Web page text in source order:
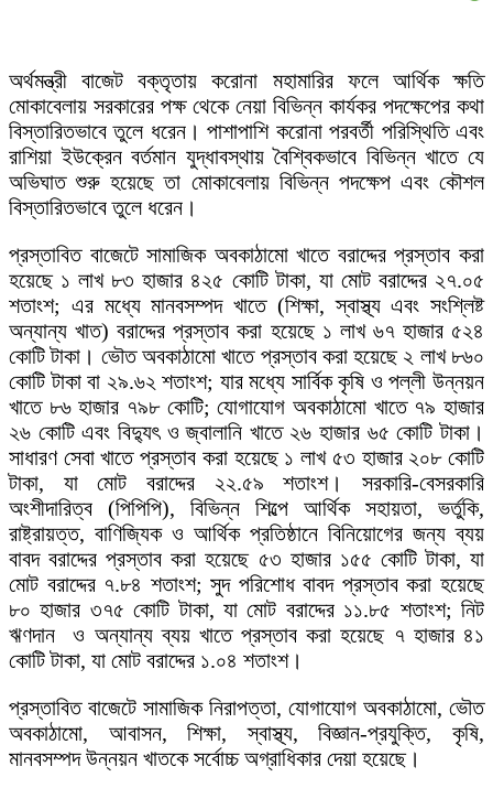
অর্থমন্ত্রী বাজেট বক্তৃতায় করোনা মহামারির ফলে আর্থিক ক্ষতি
মোকাবেলায় সরকারের পক্ষ থেকে নেয়া বিভিন্ন কার্যকর পদক্ষেপের কথা
বিস্তারিতভাবে তুলে ধরেন। পাশাপাশি করোনা পরবর্তী পরিস্থিতি এবং
রাশিয়া ইউক্রেন বর্তমান যুদ্ধাবস্থায় বৈশ্বিকভাবে বিভিন্ন খাতে যে
অভিঘাত শুরু হয়েছে তা মোকাবেলায় বিভিন্ন পদক্ষেপ এবং কৌশল
বিস্তারিতভাবে তুলে ধরেন।
প্রস্তাবিত বাজেটে সামাজিক অবকাঠামো খাতে বরাদ্দের প্রস্তাব করা
হয়েছে ১ লাখ ৮৩ হাজার ৪২৫ কোটি টাকা, যা মোট বরাদ্দের ২৭.০৫
শতাংশ; এর মধ্যে মানবসম্পদ খাতে (শিক্ষা, স্বাস্থ্য এবং সংশ্লিষ্ট
অন্যান্য খাত) বরাদ্দের প্রস্তাব করা হয়েছে ১ লাখ ৬৭ হাজার ৫২৪
কোটি টাকা। ভৌত অবকাঠামো খাতে প্রস্তাব করা হয়েছে ২ লাখ ৮৬০
কোটি টাকা বা ২৯.৬২ শতাংশ; যার মধ্যে সার্বিক কৃষি ও পল্লী উন্নয়ন
খাতে ৮৬ হাজার ৭৯৮ কোটি; যোগাযোগ অবকাঠামো খাতে ৭৯ হাজার
২৬ কোটি এবং বিদ্যুৎ ও জ্বালানি খাতে ২৬ হাজার ৬৫ কোটি টাকা।
সাধারণ সেবা খাতে প্রস্তাব করা হয়েছে ১ লাখ ৫৩ হাজার ২০৮ কোটি
টাকা, যা মোট বরাদ্দের ২২.৫৯ শতাংশ। সরকারি-বেসরকারি
অংশীদারিত্ব (পিপিপি), বিভিন্ন শিল্পে আর্থিক সহায়তা, ভর্তুকি,
রাষ্ট্রায়ত্ত, বাণিজ্যিক ও আর্থিক প্রতিষ্ঠানে বিনিয়োগের জন্য ব্যয়
বাবদ বরাদ্দের প্রস্তাব করা হয়েছে ৫৩ হাজার ১৫৫ কোটি টাকা, যা
মোট বরাদ্দের ৭.৮৪ শতাংশ; সুদ পরিশোধ বাবদ প্রস্তাব করা হয়েছে
৮০ হাজার ৩৭৫ কোটি টাকা, যা মোট বরাদ্দের ১১.৮৫ শতাংশ; নিট
ঋণদান ও অন্যান্য ব্যয় খাতে প্রস্তাব করা হয়েছে ৭ হাজার ৪১
কোটি টাকা, যা মোট বরাদ্দের ১.০৪ শতাংশ।
প্রস্তাবিত বাজেটে সামাজিক নিরাপত্তা, যোগাযোগ অবকাঠামো, ভৌত
অবকাঠামো, আবাসন, শিক্ষা, স্বাস্থ্য, বিজ্ঞান-প্রযুক্তি, কৃষি,
মানবসম্পদ উন্নয়ন খাতকে সর্বোচ্চ অগ্রাধিকার দেয়া হয়েছে।